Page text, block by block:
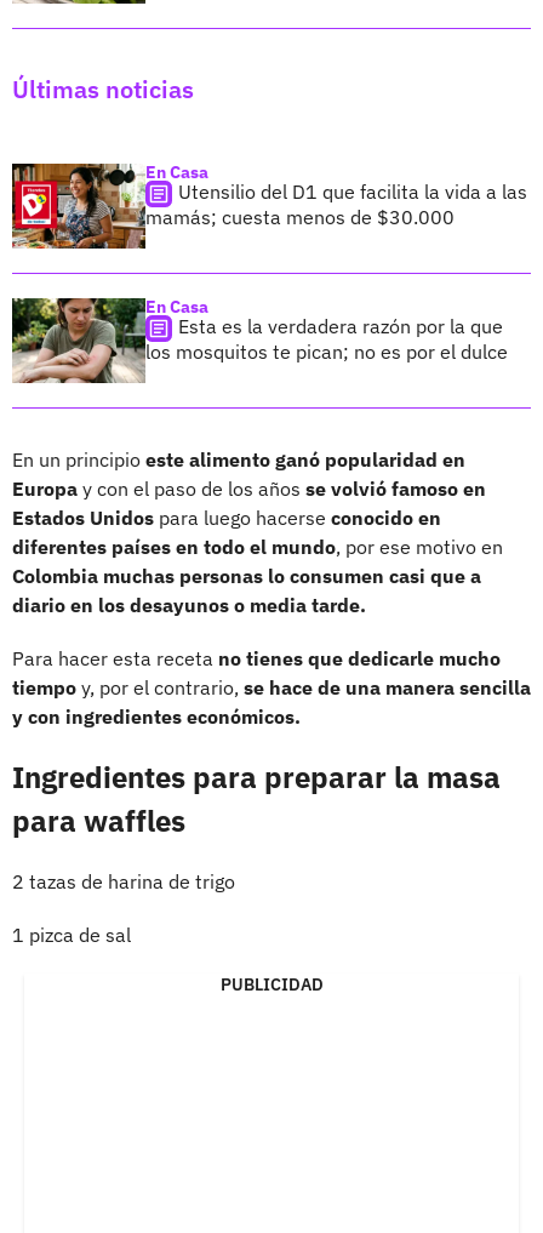
Últimas noticias
En Casa
Utensilio del D1 que facilita la vida a las
mamás; cuesta menos de $30.000
En Casa
Esta es la verdadera razón por la que
los mosquitos te pican; no es por el dulce
En un principio este alimento ganó popularidad en
Europa y con el paso de los años se volvió famoso en
Estados Unidos para luego hacerse conocido en
diferentes países en todo el mundo, por ese motivo en
Colombia muchas personas lo consumen casi que a
diario en los desayunos o media tarde.
Para hacer esta receta no tienes que dedicarle mucho
tiempo y, por el contrario, se hace de una manera sencilla
y con ingredientes económicos.
Ingredientes para preparar la masa
para waffles
2 tazas de harina de trigo
1 pizca de sal
PUBLICIDAD